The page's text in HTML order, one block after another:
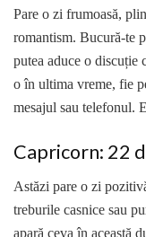
Pare o zi frumoasă,
romantism. Bucură-te
putea aduce o discuție
o în ultima vreme, fie
mesajul sau telefonul.
Capricorn: 22
Astăzi pare o zi
treburile casnice sau
apară ceva în această